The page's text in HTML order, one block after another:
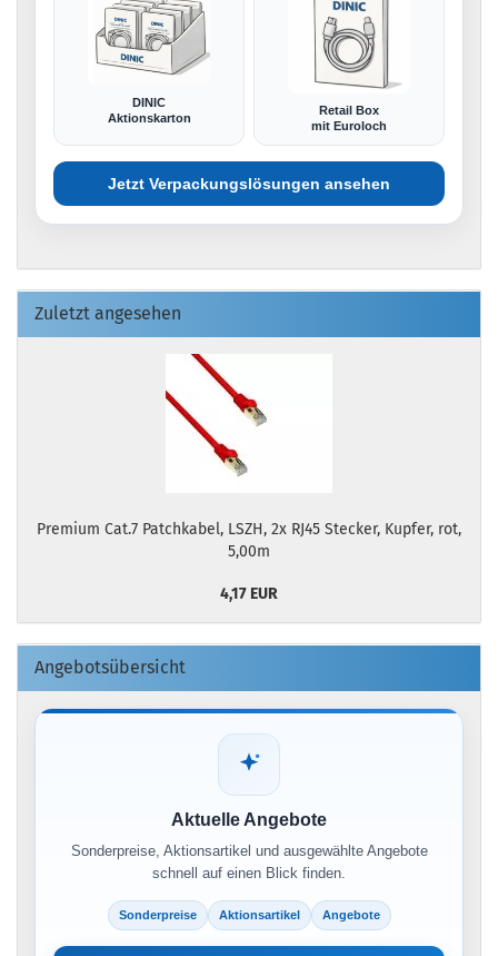
DINIC
Aktionskarton
Retail Box
mit Euroloch
Jetzt Verpackungslösungen ansehen
Zuletzt angesehen
Premium Cat.7 Patchkabel, LSZH, 2x RJ45 Stecker, Kupfer, rot,
5,00m
4,17 EUR
Angebotsübersicht
Aktuelle Angebote
Sonderpreise, Aktionsartikel und ausgewählte Angebote
schnell auf einen Blick finden.
Sonderpreise Aktionsartikel Angebote